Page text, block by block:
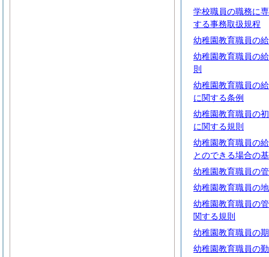
学校職員の職務に
する事務取扱規程
幼稚園教育職員の
幼稚園教育職員の
則
幼稚園教育職員の
に関する条例
幼稚園教育職員の
に関する規則
幼稚園教育職員の
とのできる場合の
幼稚園教育職員の
幼稚園教育職員の
幼稚園教育職員の
関する規則
幼稚園教育職員の
幼稚園教育職員の